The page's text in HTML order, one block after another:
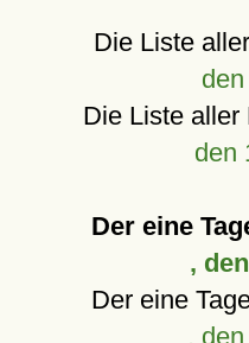
Die Liste
Die Liste aller
den
Der eine
,
Der eine
,